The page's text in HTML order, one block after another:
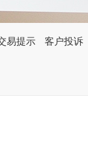
易提示 客户投诉